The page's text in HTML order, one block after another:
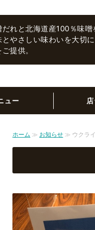
彦らーめん
れと北海道産100％味噌
やさしい味わいを大切
提供。
ュー
ホーム ≫ お知らせ ≫ ウクラ